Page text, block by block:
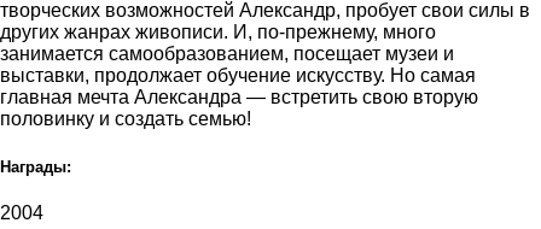
творческих возможностей Александр, пробует свои силы в
других жанрах живописи. И, по-прежнему, много
занимается самообразованием, посещает музеи и
выставки, продолжает обучение искусству. Но самая
главная мечта Александра — встретить свою вторую
половинку и создать семью!
Награды:
2004